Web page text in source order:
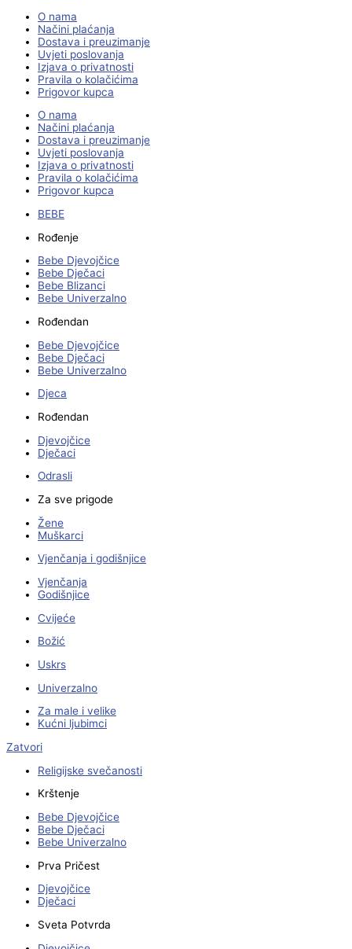
O nama
Načini plaćanja
Dostava i preuzimanje
Uvjeti poslovanja
Izjava o privatnosti
Pravila o kolačićima
Prigovor kupca
O nama
Načini plaćanja
Dostava i preuzimanje
Uvjeti poslovanja
Izjava o privatnosti
Pravila o kolačićima
Prigovor kupca
BEBE
Rođenje
Bebe Djevojčice
Bebe Dječaci
Bebe Blizanci
Bebe Univerzalno
Rođendan
Bebe Djevojčice
Bebe Dječaci
Bebe Univerzalno
Djeca
Rođendan
Djevojčice
Dječaci
Odrasli
Za sve prigode
Žene
Muškarci
Vjenčanja i godišnjice
Vjenčanja
Godišnjice
Cvijeće
Božić
Uskrs
Univerzalno
Za male i velike
Kućni ljubimci
Zatvori
Religijske svečanosti
Krštenje
Bebe Djevojčice
Bebe Dječaci
Bebe Univerzalno
Prva Pričest
Djevojčice
Dječaci
Sveta Potvrda